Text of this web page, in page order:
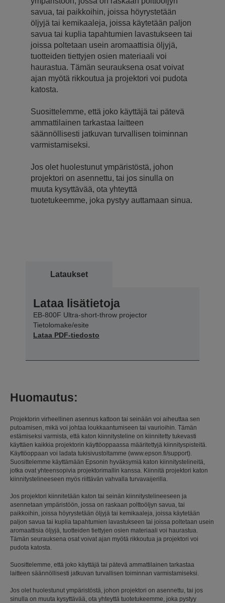
savua, tai paikkoihin, joissa höyrystetään
öljyjä tai kemikaaleja, joissa käytetään paljon
savua tai kuplia tapahtumien lavastukseen tai
joissa poltetaan usein aromaattisia öljyjä,
tuotteiden tiettyjen osien materiaali voi
haurastua. Tämän seurauksena osat voivat
ajan myötä rikkoutua ja projektori voi pudota
katosta.
Suosittelemme, että joko käyttäjä tai pätevä
ammattilainen tarkastaa laitteen
säännöllisesti jatkuvan turvallisen toiminnan
varmistamiseksi.
Jos olet huolestunut ympäristöstä, johon
projektori on asennettu, tai jos sinulla on
muuta kysyttävää, ota yhteyttä
tuotetukeemme, joka pystyy auttamaan sinua.
Lataukset
Lataa lisätietoja
EB-800F Ultra-short-throw projector
Tietolomake/esite
Lataa PDF-tiedosto
Huomautus:
Projektorin virheellinen asennus kattoon tai seinään voi aiheuttaa sen
putoamisen, mikä voi johtaa loukkaantumiseen tai vaurioihin. Tämän
estämiseksi varmista, että katon kiinnitysteline on kiinnitetty tukevasti
käyttäen kaikkia projektorin käyttöoppaassa määritettyjä kiinnityspisteitä.
Käyttöoppaan voi ladata tukisivustoltamme (www.epson.fi/support).
Suosittelemme käyttämään Epsonin hyväksymiä katon kiinnitystelineitä,
jotka ovat yhteensopivia projektorimallin kanssa. Kiinnitä projektori katon
kiinnitystelineeseen myös riittävän vahvalla turvavaijerilla.
Jos projektori kiinnitetään katon tai seinän kiinnitystelineeseen ja
asennetaan ympäristöön, jossa on raskaan polttoöljyn savua, tai
paikkoihin, joissa höyrystetään öljyjä tai kemikaaleja, joissa käytetään
paljon savua tai kuplia tapahtumien lavastukseen tai joissa poltetaan usein
aromaattisia öljyjä, tuotteiden tiettyjen osien materiaali voi haurastua.
Tämän seurauksena osat voivat ajan myötä rikkoutua ja projektori voi
pudota katosta.
Suosittelemme, että joko käyttäjä tai pätevä ammattilainen tarkastaa
laitteen säännöllisesti jatkuvan turvallisen toiminnan varmistamiseksi.
Jos olet huolestunut ympäristöstä, johon projektori on asennettu, tai jos
sinulla on muuta kysyttävää, ota yhteyttä tuotetukeemme, joka pystyy